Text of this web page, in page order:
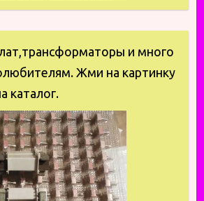
и много
Жми на картинку
каталог.